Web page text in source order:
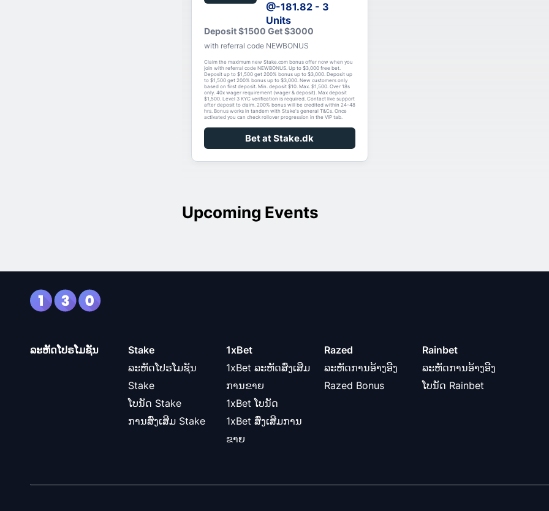
@-181.82 - 3
Units
Deposit $1500 Get $3000
with referral code NEWBONUS
Claim the maximum new Stake.com bonus offer now when you
join with referral code NEWBONUS. Up to $3,000 free bet.
Deposit up to $1,500 get 200% bonus up to $3,000. Deposit up
to $1,500 get 200% bonus up to $3,000. New customers only
based on first deposit. Min. deposit $10. Max. $1,500. Over 18s
only. 40x wager requirement (wager & deposit). Max deposit
$1,500. Level 3 KYC verification is required. Contact live support
after deposit to claim. 200% bonus will be credited within 24-48
hrs. Bonus works in tandem with Stake's general T&Cs. Once
activated you can check rollover progression in the VIP tab.
Bet at Stake.dk
Upcoming Events
ລະຫັດໂປຣໂມຊັນ
Stake
ລະຫັດໂປຣໂມຊັນ
Stake
ໂບນັດ Stake
ການສົ່ງເສີມ Stake
1xBet
1xBet ລະຫັດສົ່ງເສີມ
ການຂາຍ
1xBet ໂບນັດ
1xBet ສົ່ງເສີມການ
ຂາຍ
Razed
ລະຫັດການອ້າງອີງ
Razed Bonus
Rainbet
ລະຫັດການອ້າງອີງ
ໂບນັດ Rainbet